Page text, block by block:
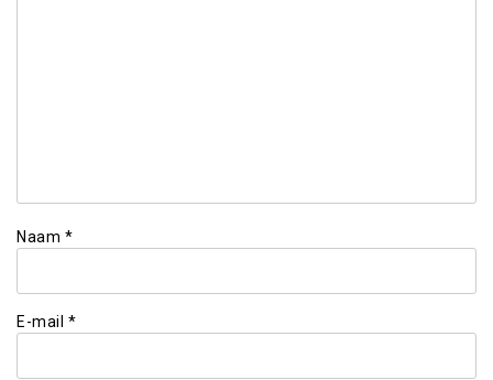
Naam *
E-mail *